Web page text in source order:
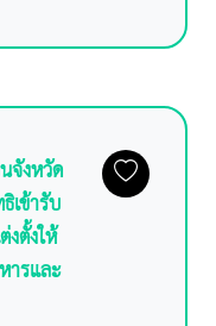
จังหวัด
เข้ารับ
ตั้งให้
ารและ